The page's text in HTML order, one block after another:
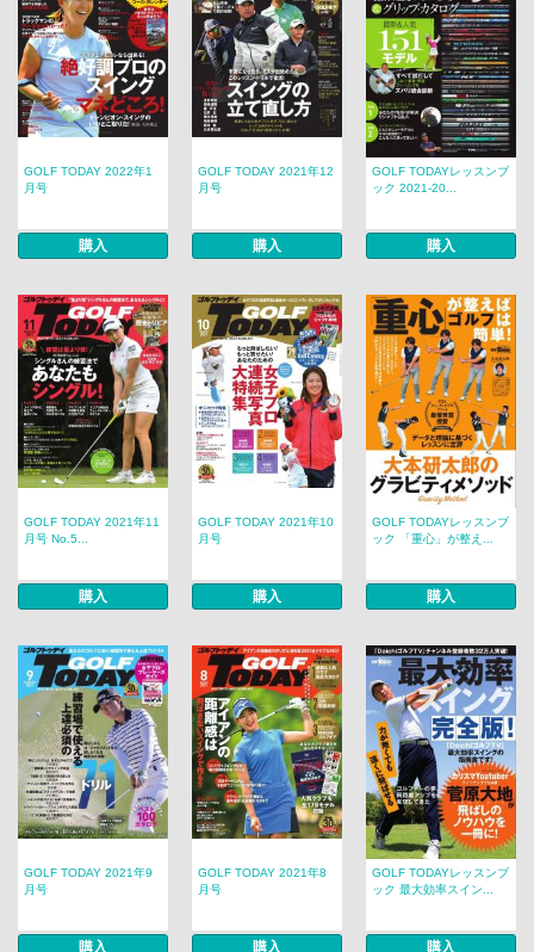
GOLF TODAY 2022年1
月号
購入
GOLF TODAY 2021年12
月号
購入
GOLF TODAYレッスンブ
ック 2021-20...
購入
GOLF TODAY 2021年11
月号 No.5...
購入
GOLF TODAY 2021年10
月号
購入
GOLF TODAYレッスンブ
ック 「重心」が整え...
購入
GOLF TODAY 2021年9
月号
購入
GOLF TODAY 2021年8
月号
購入
GOLF TODAYレッスンブ
ック 最大効率スイン...
購入